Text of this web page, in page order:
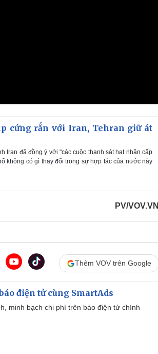
cứng rắn với Iran, Tehran giữ át
Iran đã đồng ý với "các cuộc thanh sát hạt nhân cấp
không có gì thay đổi trong sự hợp tác của nước này
PV/VOV.VN
Thêm VOV trên Google
điện tử cùng SmartAds
minh bạch chi phí trên báo điện tử chính